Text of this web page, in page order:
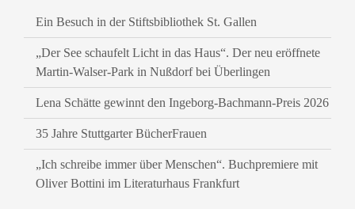
Ein Besuch in der Stiftsbibliothek St. Gallen
„Der See schaufelt Licht in das Haus“. Der neu eröffnete
Martin-Walser-Park in Nußdorf bei Überlingen
Lena Schätte gewinnt den Ingeborg-Bachmann-Preis 2026
35 Jahre Stuttgarter BücherFrauen
„Ich schreibe immer über Menschen“. Buchpremiere mit
Oliver Bottini im Literaturhaus Frankfurt